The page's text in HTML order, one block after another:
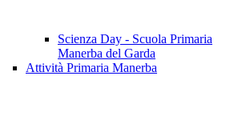
Scienza Day - Scuola Primaria
Manerba del Garda
Attività Primaria Manerba